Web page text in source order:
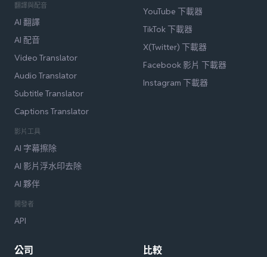
翻譯與配音
AI 翻譯
AI 配音
Video Translator
Audio Translator
Subtitle Translator
Captions Translator
影片工具
AI 字幕擦除
AI 影片浮水印去除
AI 夥伴
開發者
API
YouTube 下載器
TikTok 下載器
X(Twitter) 下載器
Facebook 影片 下載器
Instagram 下載器
公司 比較